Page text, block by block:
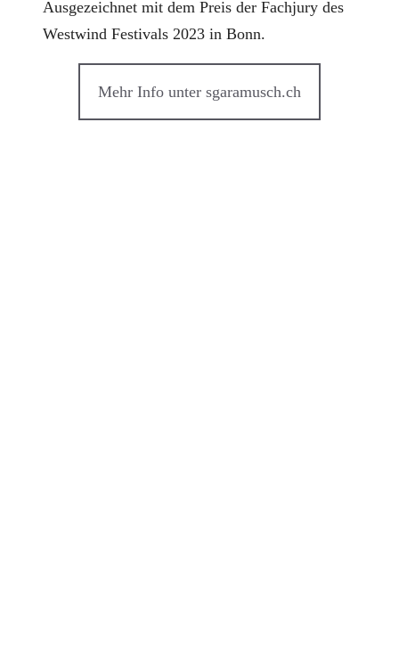
Ausgezeichnet mit dem Preis der Fachjury des
Westwind Festivals 2023 in Bonn.
Mehr Info unter sgaramusch.ch